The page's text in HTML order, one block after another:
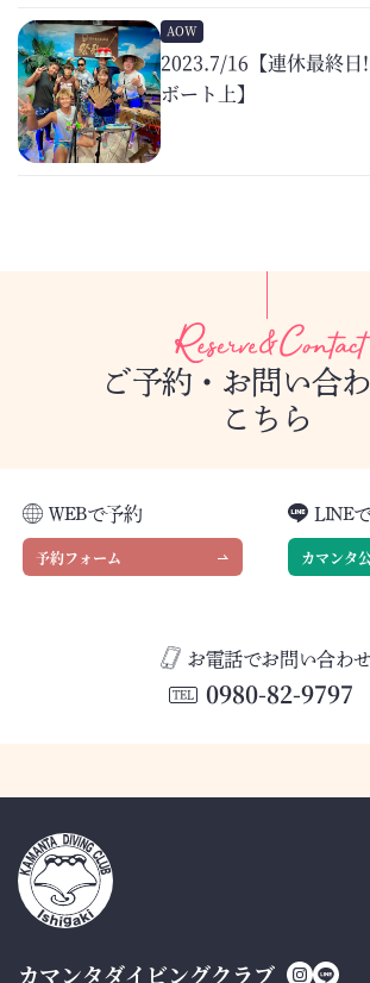
AOW
2023.7/16【連休最終日
ボート上】
ご予約・お問い合
こちら
WEBで予約
予約フォーム
LINE
カマンタ
お電話でお問い合わせ
TEL 0980-82-9797
カマンタダイビングクラブ